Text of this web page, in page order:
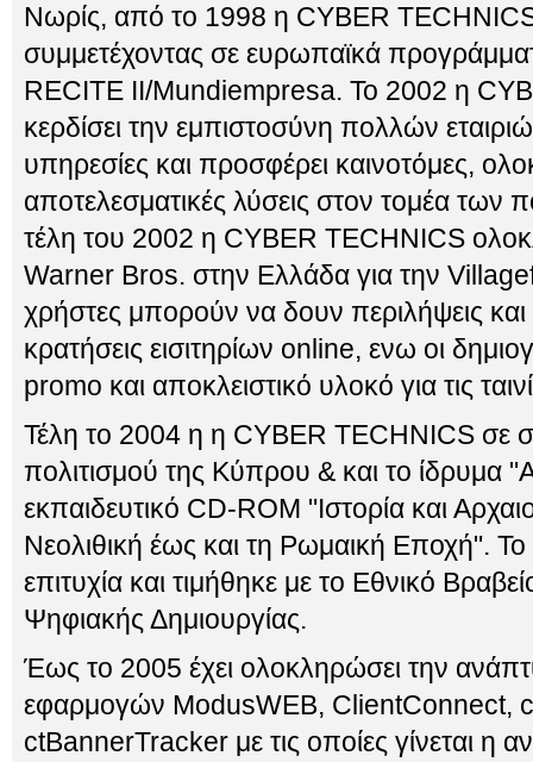
Νωρίς, από το 1998 η CYBER
συμμετέχοντας σε ευρωπαϊκά
RECITE II/Mundiempresa. Το 2002 η
κερδίσει την εμπιστοσύνη πολλών
υπηρεσίες και προσφέρει καινοτόμες,
αποτελεσματικές λύσεις στον τομέα
τέλη του 2002 η CYBER TECHNICS
Warner Bros. στην Ελλάδα για την
χρήστες μπορούν να δουν περιλήψεις
κρατήσεις εισιτηρίων online, ενω οι
promo και αποκλειστικό υλοκό για τις
Τέλη το 2004 η η CYBER TECHNICS σε
πολιτισμού της Κύπρου & και το ίδρυμα
εκπαιδευτικό CD-ROM "Ιστορία και
Νεολιθική έως και τη Ρωμαική Εποχή".
επιτυχία και τιμήθηκε με το Εθνικό
Ψηφιακής Δημιουργίας.
Έως το 2005 έχει ολοκληρώσει την
εφαρμογών ModusWEB, ClientConnect,
ctBannerTracker με τις οποίες γίνεται η